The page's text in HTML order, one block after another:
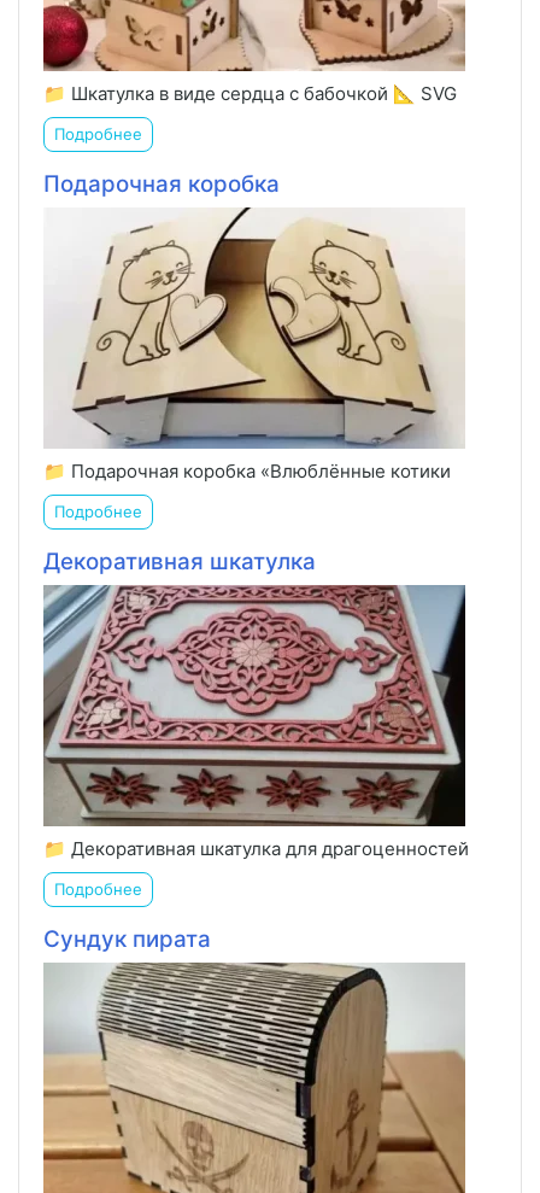
📁 Шкатулка в виде сердца с бабочкой 📐 SVG
Подробнее
Подарочная коробка
📁 Подарочная коробка «Влюблённые котики
Подробнее
Декоративная шкатулка
📁 Декоративная шкатулка для драгоценностей
Подробнее
Сундук пирата